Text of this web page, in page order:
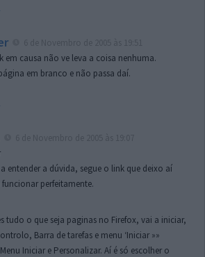
em causa não ve leva a coisa nenhuma.
em branco e não passa daí.
entender a dúvida, segue o link que deixo aí
funcionar perfeitamente.
tudo o que seja paginas no Firefox, vai a iniciar,
Barra de tarefas e menu ‘Iniciar »»
Iniciar e Personalizar. Aí é só escolher o